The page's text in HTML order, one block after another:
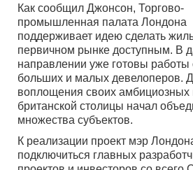
Как сообщил Джонсон, Торгово-
промышленная палата Лондона
поддерживает идею сделать
первичном рынке доступным. В
направлении уже готовы работы
больших и малых девелоперов.
воплощения своих амбициозных
британской столицы начал
множества субъектов.
К реализации проект мэр
подключиться главных